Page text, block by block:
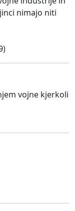
nimajo niti
vojne kjerkoli